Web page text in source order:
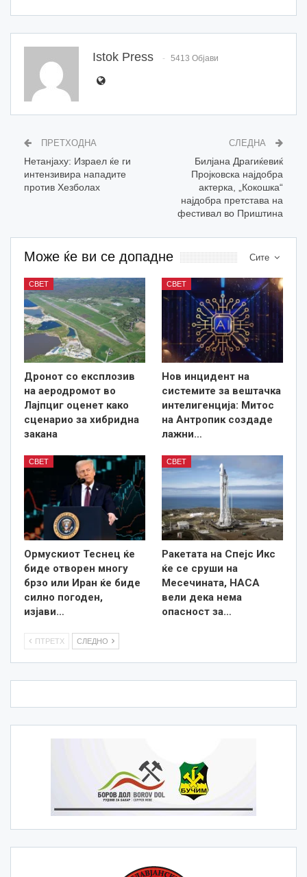
Istok Press 5413 Објави
ПРЕТХОДНА
Нетанјаху: Израел ќе ги
интензивира нападите
против Хезболах
СЛЕДНА
Билјана Драгиќевиќ
Пројковска најдобра
актерка, „Кокошка“
најдобра претстава на
фестивал во Приштина
Сите
Може ќе ви се допадне
СВЕТ
Дронот со експлозив
на аеродромот во
Лајпциг оценет како
сценарио за хибридна
закана
СВЕТ
Нов инцидент на
системите за вештачка
интелигенција: Митос
на Антропик создаде
лажни…
СВЕТ
Ормускиот Теснец ќе
биде отворен многу
брзо или Иран ќе биде
силно погоден,
изјави…
СВЕТ
Ракетата на Спејс Икс
ќе се сруши на
Месечината, НАСА
вели дека нема
опасност за…
ПТРЕТХ СЛЕДНО